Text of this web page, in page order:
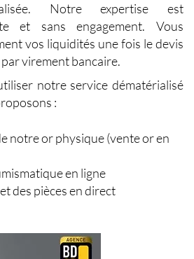
Notre expertise est
et sans engagement. Vous
vos liquidités une fois le devis
virement bancaire.
notre service dématérialisé
:
notre or physique (vente or en
en ligne
des pièces en direct